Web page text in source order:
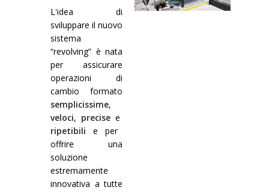
L'idea di
sviluppare il nuovo
sistema
“revolving” è nata
per assicurare
operazioni di
cambio formato
semplicissime,
veloci, precise e
ripetibili e
per
offrire una
soluzione
estremamente
innovativa a tutte